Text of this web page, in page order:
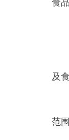
食
国
第
及
县
范